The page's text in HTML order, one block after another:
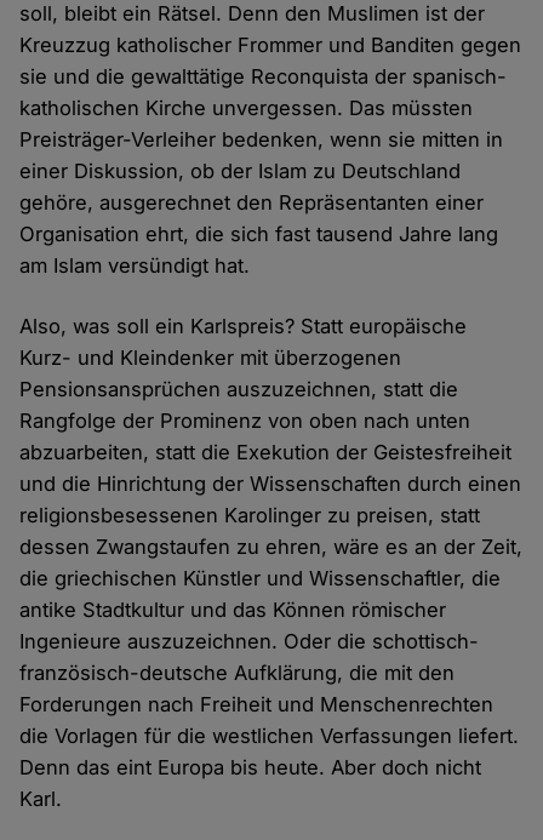
soll, bleibt ein Rätsel. Denn den Muslimen ist der
Kreuzzug katholischer Frommer und Banditen gegen
sie und die gewalttätige Reconquista der spanisch-
katholischen Kirche unvergessen. Das müssten
Preisträger-Verleiher bedenken, wenn sie mitten in
einer Diskussion, ob der Islam zu Deutschland
gehöre, ausgerechnet den Repräsentanten einer
Organisation ehrt, die sich fast tausend Jahre lang
am Islam versündigt hat.
Also, was soll ein Karlspreis? Statt europäische
Kurz- und Kleindenker mit überzogenen
Pensionsansprüchen auszuzeichnen, statt die
Rangfolge der Prominenz von oben nach unten
abzuarbeiten, statt die Exekution der Geistesfreiheit
und die Hinrichtung der Wissenschaften durch einen
religionsbesessenen Karolinger zu preisen, statt
dessen Zwangstaufen zu ehren, wäre es an der Zeit,
die griechischen Künstler und Wissenschaftler, die
antike Stadtkultur und das Können römischer
Ingenieure auszuzeichnen. Oder die schottisch-
französisch-deutsche Aufklärung, die mit den
Forderungen nach Freiheit und Menschenrechten
die Vorlagen für die westlichen Verfassungen liefert.
Denn das eint Europa bis heute. Aber doch nicht
Karl.